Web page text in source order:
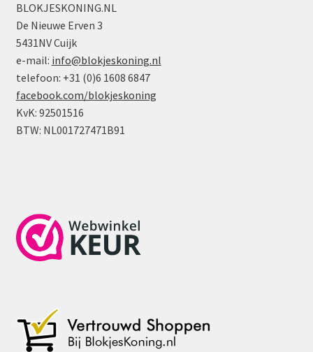
BLOKJESKONING.NL
De Nieuwe Erven 3
5431NV Cuijk
e-mail: info@blokjeskoning.nl
telefoon: +31 (0)6 1608 6847
facebook.com/blokjeskoning
KvK: 92501516
BTW: NL001727471B91